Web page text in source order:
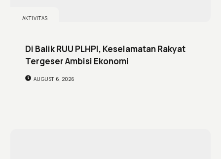
AKTIVITAS
Di Balik RUU PLHPI, Keselamatan Rakyat
Tergeser Ambisi Ekonomi
AUGUST 6, 2026